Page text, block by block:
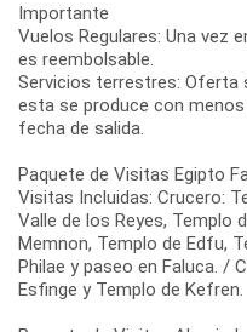
Importante
Vuelos Regulares: Una vez
es reembolsable.
Servicios terrestres: Oferta
esta se produce con
fecha de salida.
Paquete de Visitas Egipto
Visitas Incluidas: Crucero:
Valle de los Reyes, Templo
Memnon, Templo de Edfu,
Philae y paseo en Faluca. /
Esfinge y Templo de Kefren.